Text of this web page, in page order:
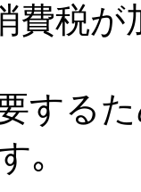
費税
する
｡